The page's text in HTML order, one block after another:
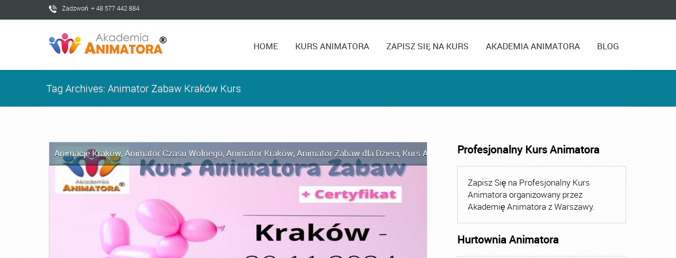
Zadzwoń + 48 577 442 884
HOME KURS ANIMATORA ZAPISZ SIĘ NA KURS AKADEMIA ANIMATORA BLOG
Tag Archives: Animator Zabaw Kraków Kurs
Animacje Kraków,Animator Czasu Wolnego,Animator Kraków,Animator Zabaw dla Dzieci, Kurs Animatora,Kurs Animatora Czasu Wolnego,Kurs Animatora
Profesjonalny Kurs Animatora
Zapisz Się na Profesjonalny Kurs
Animatora organizowany przez
Akademię Animatora z Warszawy.
Hurtownia Animatora